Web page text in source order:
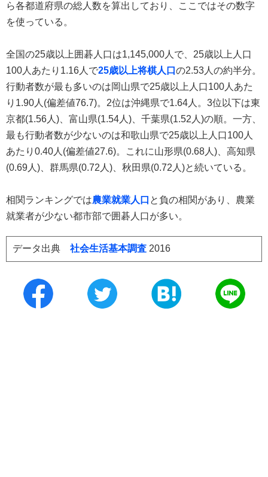
ら各都道府県の総人数を算出しており、ここではその数字
を使っている。
全国の25歳以上囲碁人口は1,145,000人で、25歳以上人口
100人あたり1.16人で25歳以上将棋人口 の2.53人の約半分。
行動者数が最も多いのは岡山県で25歳以上人口100人あた
り1.90人(偏差値76.7)。2位は沖縄県で1.64人。3位以下は東
京都(1.56人)、富山県(1.54人)、千葉県(1.52人)の順。一方、
最も行動者数が少ないのは和歌山県で25歳以上人口100人
あたり0.40人(偏差値27.6)。これに山形県(0.68人)、高知県
(0.69人)、群馬県(0.72人)、秋田県(0.72人)と続いている。
相関ランキングでは農業就業人口 と負の相関があり、農業
就業者が少ない都市部で囲碁人口が多い。
データ出典 社会生活基本調査 2016